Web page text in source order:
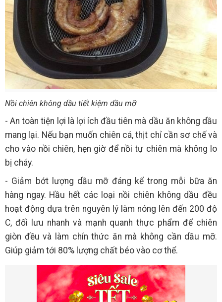
Nồi chiên không dầu tiết kiệm dầu mỡ
- An toàn tiện lợi là lợi ích đầu tiên mà dầu ăn không dầu
mang lại. Nếu bạn muốn chiên cá, thịt chỉ cần sơ chế và
cho vào nồi chiên, hẹn giờ để nồi tự chiên mà không lo
bị cháy.
- Giảm bớt lượng dầu mỡ đáng kể trong mỗi bữa ăn
hàng ngay. Hầu hết các loại nồi chiên không dầu đều
hoạt động dựa trên nguyên lý làm nóng lên đến 200 độ
C, đối lưu nhanh và mạnh quanh thực phẩm để chiên
giòn đều và làm chín thức ăn mà không cần dầu mỡ.
Giúp giảm tới 80% lượng chất béo vào cơ thể.